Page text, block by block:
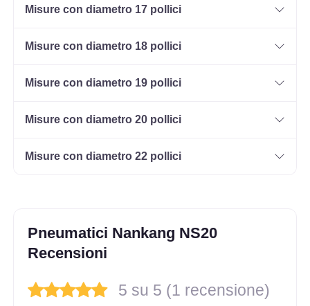
Misure con diametro 17 pollici
Misure con diametro 18 pollici
Misure con diametro 19 pollici
Misure con diametro 20 pollici
Misure con diametro 22 pollici
Pneumatici Nankang NS20
Recensioni
5 su 5 (1 recensione)